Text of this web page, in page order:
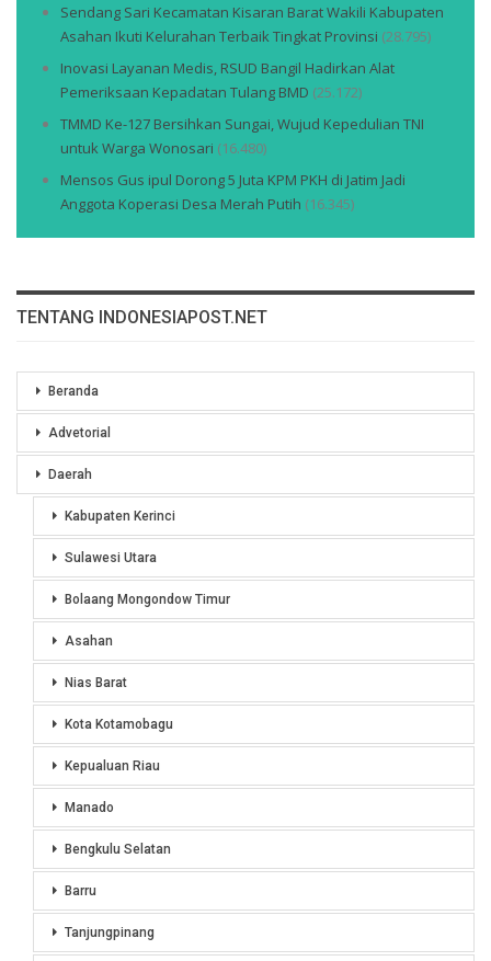
Sendang Sari Kecamatan Kisaran Barat Wakili Kabupaten
Asahan Ikuti Kelurahan Terbaik Tingkat Provinsi (28.795)
Inovasi Layanan Medis, RSUD Bangil Hadirkan Alat
Pemeriksaan Kepadatan Tulang BMD (25.172)
TMMD Ke-127 Bersihkan Sungai, Wujud Kepedulian TNI
untuk Warga Wonosari (16.480)
Mensos Gus ipul Dorong 5 Juta KPM PKH di Jatim Jadi
Anggota Koperasi Desa Merah Putih (16.345)
TENTANG INDONESIAPOST.NET
Beranda
Advetorial
Daerah
Kabupaten Kerinci
Sulawesi Utara
Bolaang Mongondow Timur
Asahan
Nias Barat
Kota Kotamobagu
Kepualuan Riau
Manado
Bengkulu Selatan
Barru
Tanjungpinang